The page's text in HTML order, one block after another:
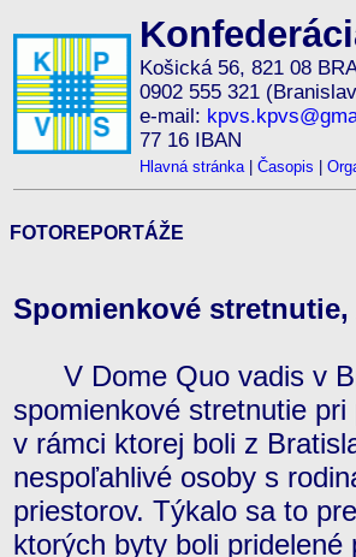
Košická 56, 821 08
0902 555 321
e-mail:
77 16 IBAN
Hlavná stránka| Časopis
FOTOREPORTÁŽE
Spomienkové stretnutie,
V Dome Quo vadis v
spomienkové stretnutie
v rámci ktorej boli z
nespoľahlivé osoby s
priestorov. Týkalo sa to
ktorých byty boli